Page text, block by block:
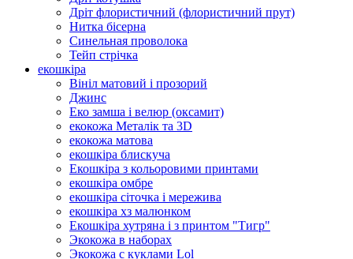
Дріт флористичний (флористичний прут)
Нитка бісерна
Синельная проволока
Тейп стрічка
екошкіра
Вініл матовий і прозорий
Джинс
Еко замша і велюр (оксамит)
екокожа Металік та 3D
екокожа матова
екошкіра блискуча
Екошкіра з кольоровими принтами
екошкіра омбре
екошкіра сіточка і мережива
екошкіра хз малюнком
Екошкіра хутряна і з принтом "Тигр"
Экокожа в наборах
Экокожа с куклами Lol